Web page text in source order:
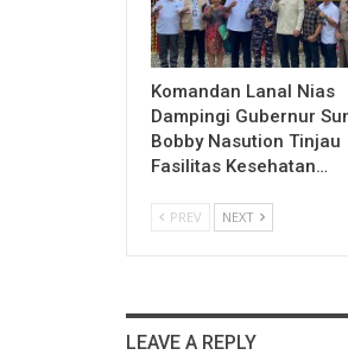
Komandan Lanal Nias
Dampingi Gubernur
Bobby Nasution Tinjau
Fasilitas Kesehatan…
PREV NEXT
LEAVE A REPLY